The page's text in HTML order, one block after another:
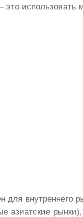
использовать
внутреннего
азиатские